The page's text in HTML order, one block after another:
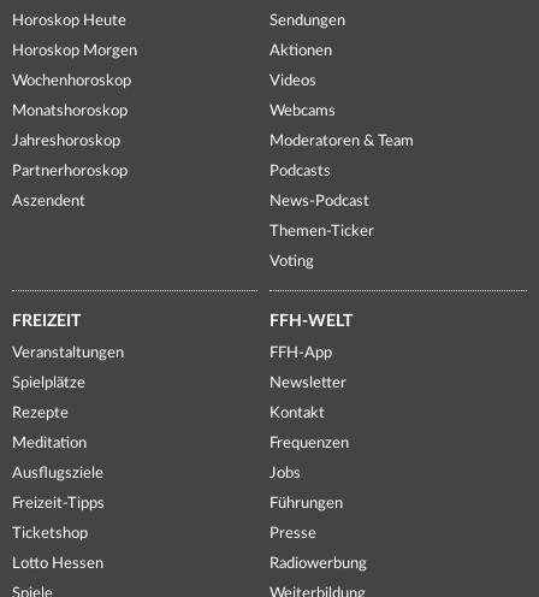
Horoskop Heute
Horoskop Morgen
Wochenhoroskop
Monatshoroskop
Jahreshoroskop
Partnerhoroskop
Aszendent
Sendungen
Aktionen
Videos
Webcams
Moderatoren & Team
Podcasts
News-Podcast
Themen-Ticker
Voting
FREIZEIT
Veranstaltungen
Spielplätze
Rezepte
Meditation
Ausflugsziele
Freizeit-Tipps
Ticketshop
Lotto Hessen
FFH-WELT
FFH-App
Newsletter
Kontakt
Frequenzen
Jobs
Führungen
Presse
Radiowerbung